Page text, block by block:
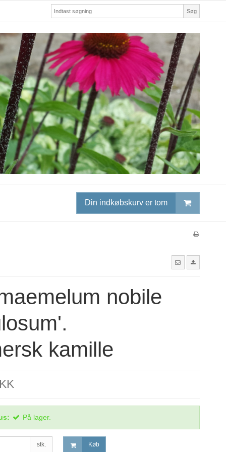
Søg
Din indkøbskurv er tom
nobile
kamille
På lager.
stk. Køb